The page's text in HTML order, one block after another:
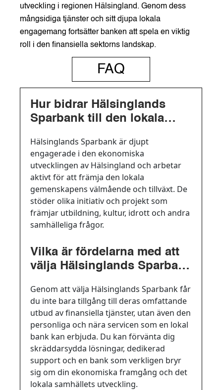
utveckling i regionen Hälsingland. Genom dess
mångsidiga tjänster och sitt djupa lokala
engagemang fortsätter banken att spela en viktig
roll i den finansiella sektorns landskap.
FAQ
Hur bidrar Hälsinglands
Sparbank till den lokala
Hälsinglands Sparbank är djupt
engagerade i den ekonomiska
utvecklingen av Hälsingland och arbetar
aktivt för att främja den lokala
gemenskapens välmående och tillväxt. De
stöder olika initiativ och projekt som
främjar utbildning, kultur, idrott och andra
samhälleliga frågor.
Vilka är fördelarna med att
välja Hälsinglands Sparbank
Genom att välja Hälsinglands Sparbank får
du inte bara tillgång till deras omfattande
utbud av finansiella tjänster, utan även den
personliga och nära servicen som en lokal
bank kan erbjuda. Du kan förvänta dig
skräddarsydda lösningar, dedikerad
support och en bank som verkligen bryr
sig om din ekonomiska framgång och det
lokala samhällets utveckling.